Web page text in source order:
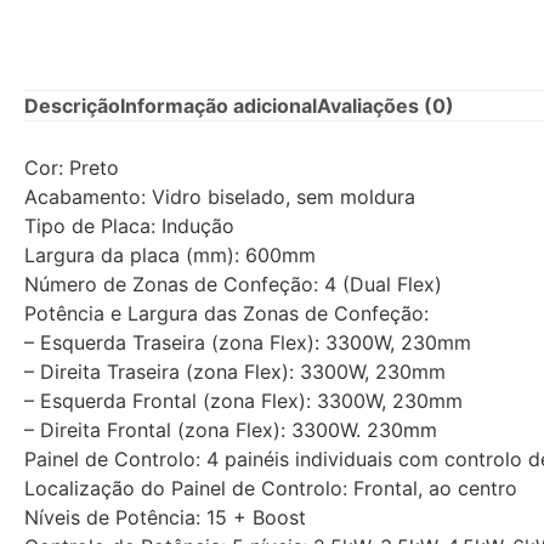
DescriçãoInformação adicionalAvaliações (0)
Cor: Preto
Acabamento: Vidro biselado, sem moldura
Tipo de Placa: Indução
Largura da placa (mm): 600mm
Número de Zonas de Confeção: 4 (Dual Flex)
Potência e Largura das Zonas de Confeção:
– Esquerda Traseira (zona Flex): 3300W, 230mm
– Direita Traseira (zona Flex): 3300W, 230mm
– Esquerda Frontal (zona Flex): 3300W, 230mm
– Direita Frontal (zona Flex): 3300W. 230mm
Painel de Controlo: 4 painéis individuais com controlo
Localização do Painel de Controlo: Frontal, ao centro
Níveis de Potência: 15 + Boost